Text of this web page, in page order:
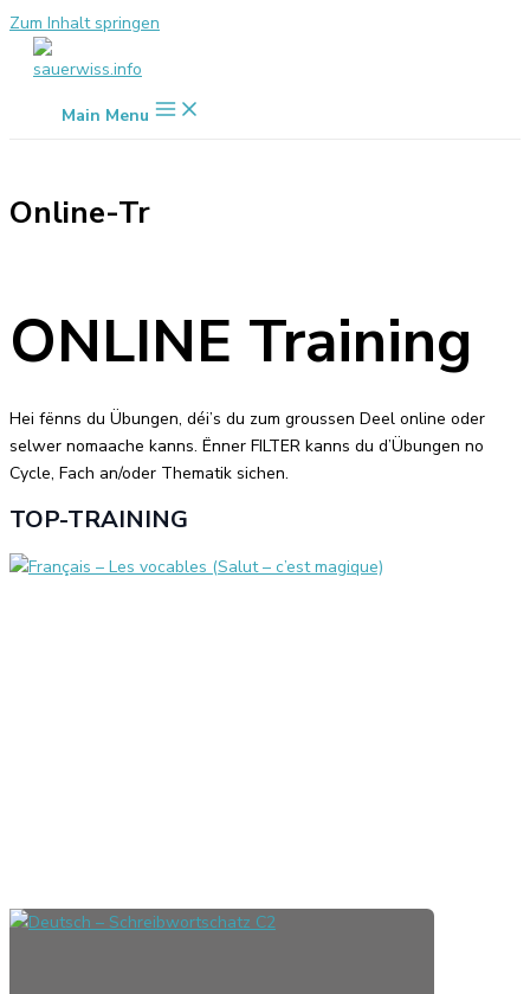
Zum Inhalt springen
Main Menu
Online-Tr
ONLINE Training
Hei fënns du Übungen, déi’s du zum groussen Deel online oder
selwer nomaache kanns. Ënner FILTER kanns du d’Übungen no
Cycle, Fach an/oder Thematik sichen.
TOP-TRAINING